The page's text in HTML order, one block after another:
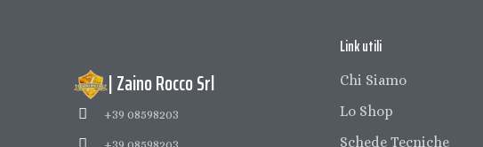
| Zaino Rocco Srl
+39 08598203
+39 08598203
Link utili
Chi Siamo
Lo Shop
Schede Tecniche